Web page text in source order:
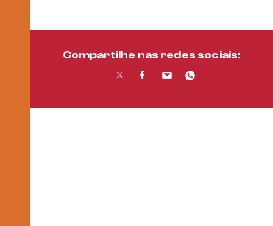
Compartilhe nas redes sociais: